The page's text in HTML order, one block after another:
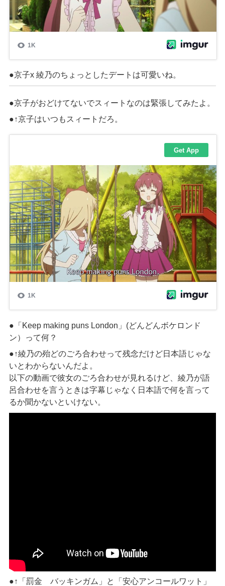
●京子x 綾乃のちょっとしたデート は可愛いね。
●京子がおどけてないでスィートなのは緊張してみたよ。
●↑京子はいつもスィートだろ。
●「 Keep making puns London 」 (どんどんボケロンド
ン）って何？
●↑綾乃の殆どのごろ合わせって残念だけど日本語じゃな
いとわからないんだよ。
以下の動画で彼女のごろ合わせが見れるけど、綾乃が語
呂合わせを言うときは字幕じゃなく日本語で何を言って
るか聞かないといけない。
●↑「罰金 バッキンガム」と「安心アンコールワット」